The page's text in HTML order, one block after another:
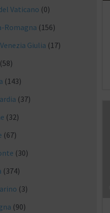
Vaticano (0)
Romagna (156)
Giulia (17)
(58)
(143)
(37)
(32)
(67)
(30)
(374)
(3)
(90)